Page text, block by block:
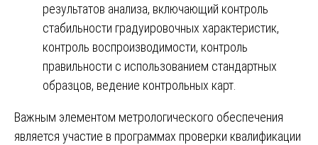
результатов анализа, включающий контроль
стабильности градуировочных характеристик,
контроль воспроизводимости, контроль
правильности с использованием стандартных
образцов, ведение контрольных карт.
Важным элементом метрологического обеспечения
является участие в программах проверки квалификации